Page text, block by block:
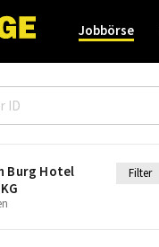
Jobbörse
Burg Hotel
Filter